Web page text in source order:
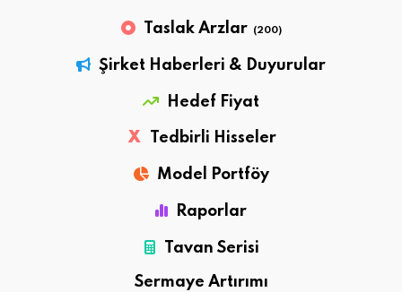
Taslak Arzlar (200)
Şirket Haberleri & Duyurular
Hedef Fiyat
X Tedbirli Hisseler
Model Portföy
Raporlar
Tavan Serisi
Sermaye Artırımı